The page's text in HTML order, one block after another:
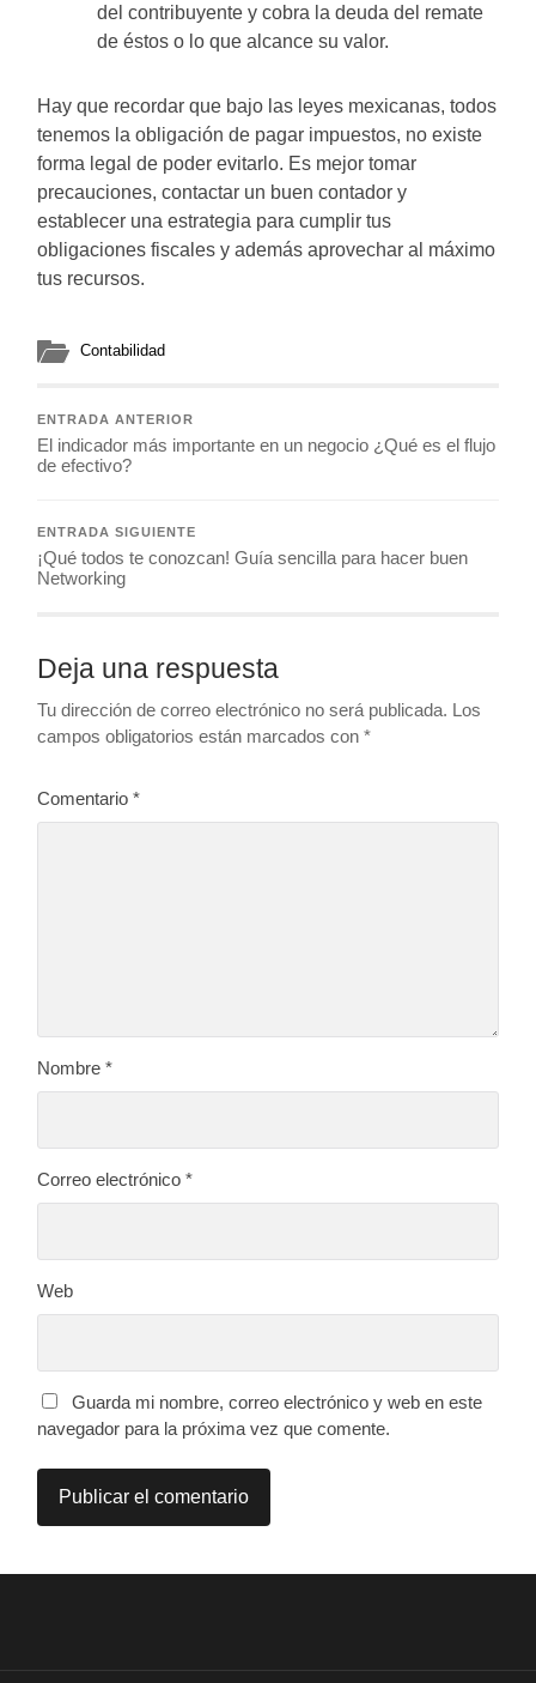
del contribuyente y cobra la deuda del remate
de éstos o lo que alcance su valor.
Hay que recordar que bajo las leyes mexicanas, todos
tenemos la obligación de pagar impuestos, no existe
forma legal de poder evitarlo. Es mejor tomar
precauciones, contactar un buen contador y
establecer una estrategia para cumplir tus
obligaciones fiscales y además aprovechar al máximo
tus recursos.
Contabilidad
ENTRADA ANTERIOR
El indicador más importante en un negocio ¿Qué es el flujo
de efectivo?
ENTRADA SIGUIENTE
¡Qué todos te conozcan! Guía sencilla para hacer buen
Networking
Deja una respuesta
Tu dirección de correo electrónico no será publicada. Los
campos obligatorios están marcados con*
Comentario*
Nombre*
Correo electrónico*
Web
Guarda mi nombre, correo electrónico y web en este
navegador para la próxima vez que comente.